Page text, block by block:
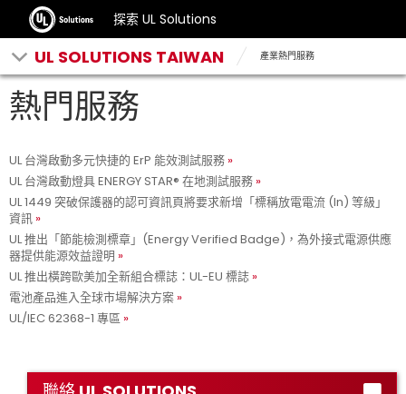
探索 UL Solutions
UL SOLUTIONS TAIWAN 產業熱門服務
熱門服務
UL 台灣啟動多元快捷的 ErP 能效測試服務
UL 台灣啟動燈具 ENERGY STAR® 在地測試服務
UL 1449 突破保護器的認可資訊頁將要求新增「標稱放電電流 (In) 等級」
資訊
UL 推出「節能檢測標章」(Energy Verified Badge)，為外接式電源供應
器提供能源效益證明
UL 推出橫跨歐美加全新組合標誌：UL-EU 標誌
電池產品進入全球市場解決方案
UL/IEC 62368-1 專區